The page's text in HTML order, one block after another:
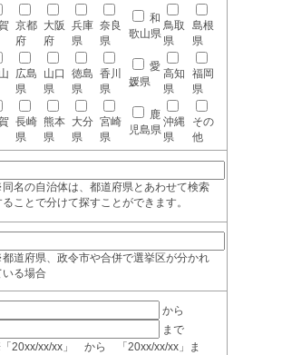
京都
府
大阪
府
兵庫
県
奈良
県
和
歌山県
鳥取
県
島根
県
広島
県
山口
県
徳島
県
香川
県
愛
媛県
高知
県
福岡
県
長崎
県
熊本
県
大分
県
宮崎
県
鹿
児島県
沖縄
県
その
他
名の自治体は、都道府県とあわせて検索
ることで分けて探すことができます。
道府県、政令市や合併で選挙区が分かれ
いる場合
から
まで
20xx/xx/xx」 から 「20xx/xx/xx」ま